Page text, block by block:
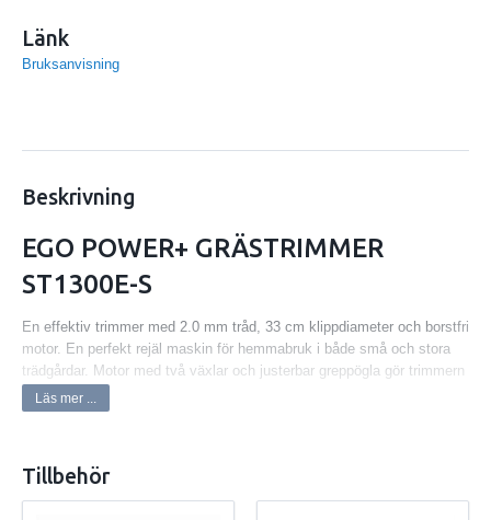
Länk
Bruksanvisning
Beskrivning
EGO POWER+ GRÄSTRIMMER
ST1300E-S
En effektiv trimmer med 2.0 mm tråd, 33 cm klippdiameter och borstfri
motor. En perfekt rejäl maskin för hemmabruk i både små och stora
trädgårdar. Motor med två växlar och justerbar greppögla gör trimmern
enkel att använda..
För effektiv trimning runt i hela trädgården.
Läs mer ...
Tillbehör